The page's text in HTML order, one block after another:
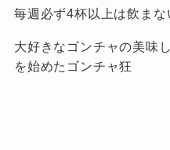
毎週必ず4杯以上は飲まな
大好きなゴンチャの美味
を始めたゴンチャ狂